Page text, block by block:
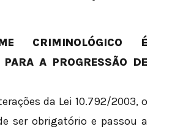
CRIMINOLÓGICO É
PARA A PROGRESSÃO DE
da Lei 10.792/2003, o
ser obrigatório e passou a